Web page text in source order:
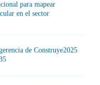
para mapear
en el sector
de Construye2025